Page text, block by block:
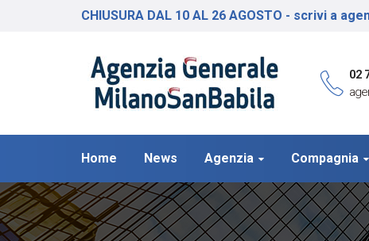
CHIUSURA DAL 10 AL 26 AGOSTO - scrivi a
02
Home News Agenzia Compagnia